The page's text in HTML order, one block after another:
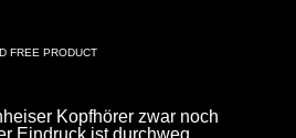
FREE PRODUCT
Kopfhörer zwar noch
Eindruck ist durchweg